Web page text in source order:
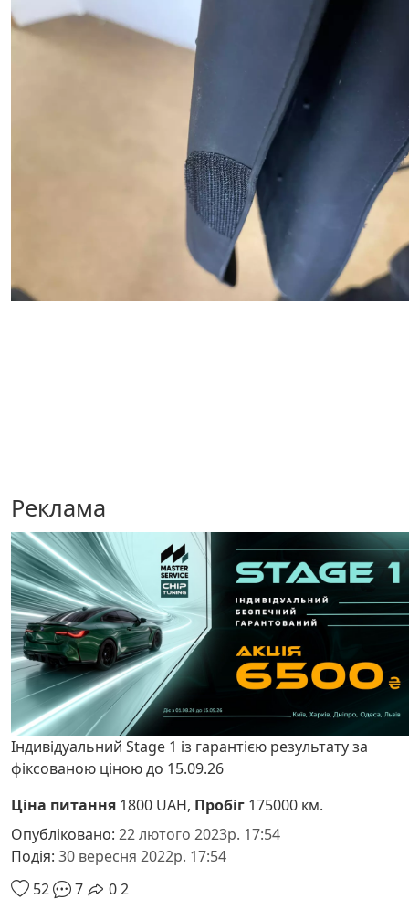
Реклама
Індивідуальний Stage 1 із гарантією результату за
фіксованою ціною до 15.09.26
Ціна питання 1800 UAH, Пробіг 175000 км.
Опубліковано: 22 лютого 2023р. 17:54
Подія: 30 вересня 2022р. 17:54
52
7 02